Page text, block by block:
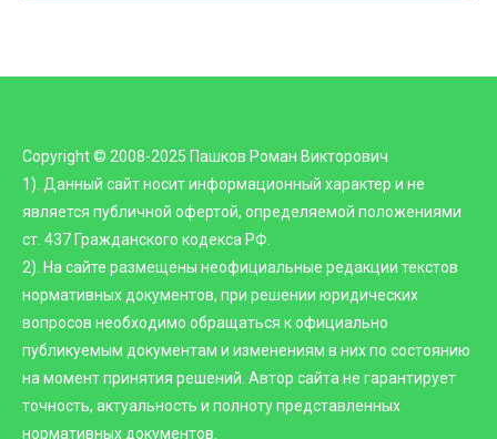
Copyright © 2008-2025 Пашков Роман Викторович
1). Данный сайт носит информационный характер и не
является публичной офертой, определяемой положениями
ст. 437 Гражданского кодекса РФ.
2). На сайте размещены неофициальные редакции текстов
нормативных документов, при решении юридических
вопросов необходимо обращаться к официально
публикуемым документам и изменениям в них по состоянию
на момент принятия решений. Автор сайта не гарантирует
точность, актуальность и полноту представленных
нормативных документов.